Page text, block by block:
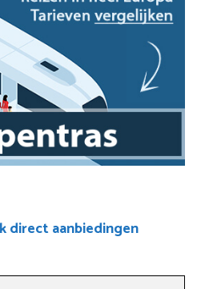
direct aanbiedingen